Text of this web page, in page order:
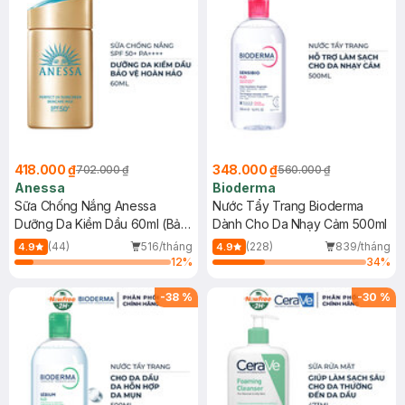
418.000 ₫702.000 ₫
Anessa
Sữa Chống Nắng Anessa
Dưỡng Da Kiềm Dầu 60ml (Bản
Mới)
4.9 (44)
516/tháng
12%
348.000 ₫560.000 ₫
Bioderma
Nước Tẩy Trang Bioderma
Dành Cho Da Nhạy Cảm 500ml
4.9 (228)
839/tháng
34%
-38 % -30 %